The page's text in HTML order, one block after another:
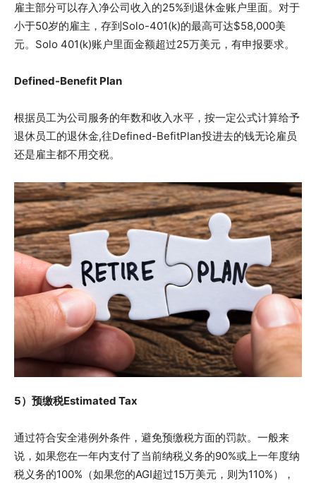
雇主部分可以存入净公司收入的25%到退休金账户里面。对于
小于50岁的雇主，存到Solo-401(k)的最高可达$58,000美
元。Solo 401(k)账户里面金额超过25万美元，有申报要求。
Defined-Benefit Plan
根据员工为公司服务的年数和收入水平，按一定公式计算给予
退休员工的退休金,往Defined-BefitPlan投进去的钱无论雇员
还是雇主都不用交税。
5）预缴税Estimated Tax
通过符合安全港例外条件，避免预缴税方面的罚款。一般来
说，如果您在一年内支付了当前纳税义务的90%或上一年度纳
税义务的100%（如果您的AGI超过15万美元，则为110%），